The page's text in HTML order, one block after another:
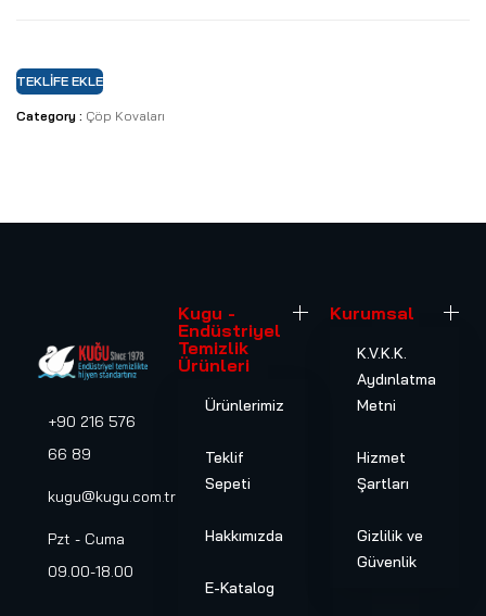
TEKLIFE EKLE
Category : Çöp Kovaları
+90 216 576
66 89
kugu@kugu.com.tr
Pzt - Cuma
09.00-18.00
Kugu -
Endüstriyel
Temizlik
Ürünleri
Ürünlerimiz
Teklif
Sepeti
Hakkımızda
E-Katalog
Kurumsal
K.V.K.K.
Aydınlatma
Metni
Hizmet
Şartları
Gizlilik ve
Güvenlik